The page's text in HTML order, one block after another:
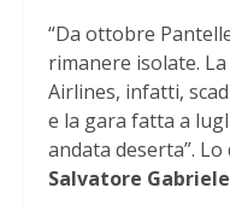
“Da ottobre
rimanere isolate.
Airlines, infatti,
e la gara fatta a
andata deserta”.
Salvatore Gabriele